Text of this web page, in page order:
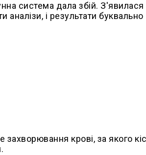
система дала збій.
і результати буквально
захворювання крові, за якого